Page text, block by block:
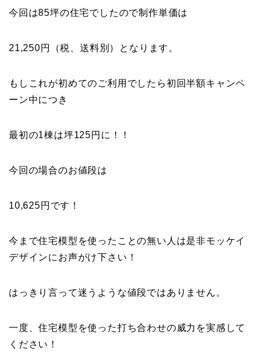
今回は85坪の住宅でしたので制作単価は
21,250円（税、送料別）となります。
もしこれが初めてのご利用でしたら初回半額キャンペ
ーン中につき
最初の1棟は坪125円に！！
今回の場合のお値段は
10,625円です！
今まで住宅模型を使ったことの無い人は是非モッケイ
デザインにお声がけ下さい！
はっきり言って迷うような値段ではありません。
一度、住宅模型を使った打ち合わせの威力を実感して
ください！